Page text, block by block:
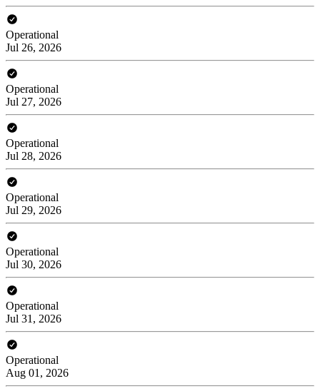
Operational
Jul 26, 2026
Operational
Jul 27, 2026
Operational
Jul 28, 2026
Operational
Jul 29, 2026
Operational
Jul 30, 2026
Operational
Jul 31, 2026
Operational
Aug 01, 2026